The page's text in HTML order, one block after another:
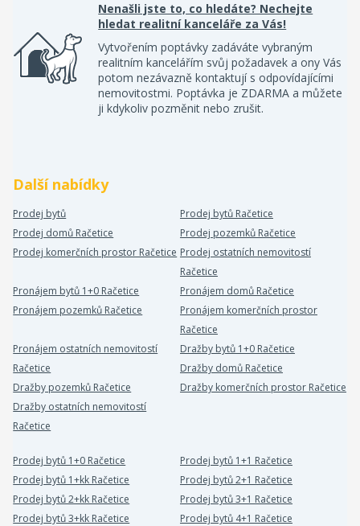
Nenašli jste to, co hledáte? Nechejte
hledat realitní kanceláře za Vás!
Vytvořením poptávky zadáváte vybraným
realitním kancelářím svůj požadavek a ony Vás
potom nezávazně kontaktují s odpovídajícími
nemovitostmi. Poptávka je ZDARMA a můžete
ji kdykoliv pozměnit nebo zrušit.
Další nabídky
Prodej bytů
Prodej bytů Račetice
Prodej domů Račetice
Prodej pozemků Račetice
Prodej komerčních prostor Račetice Prodej ostatních nemovitostí
Račetice
Pronájem bytů 1+0 Račetice
Pronájem domů Račetice
Pronájem pozemků Račetice
Pronájem komerčních prostor
Račetice
Pronájem ostatních nemovitostí
Račetice
Dražby bytů 1+0 Račetice
Dražby domů Račetice
Dražby pozemků Račetice
Dražby komerčních prostor Račetice
Dražby ostatních nemovitostí
Račetice
Prodej bytů 1+0 Račetice
Prodej bytů 1+1 Račetice
Prodej bytů 1+kk Račetice
Prodej bytů 2+1 Račetice
Prodej bytů 2+kk Račetice
Prodej bytů 3+1 Račetice
Prodej bytů 3+kk Račetice
Prodej bytů 4+1 Račetice